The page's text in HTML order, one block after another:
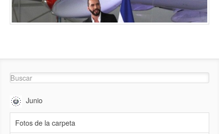
Junio
Fotos de la carpeta